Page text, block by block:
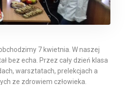
7 kwietnia. W naszej
bez echa. Przez cały dzień klasa
warsztatach, prelekcjach a
ze zdrowiem człowieka.